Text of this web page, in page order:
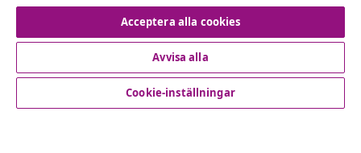
Företag
Acceptera alla cookies
Avvisa alla
Cookie-inställningar